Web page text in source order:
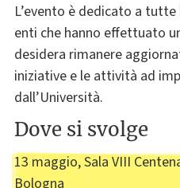
L’evento è dedicato a
enti che hanno effettuato
desidera rimanere
iniziative e le attività ad
dall’Università.
Dove si svolge
13 maggio, Sala VIII
Bologna